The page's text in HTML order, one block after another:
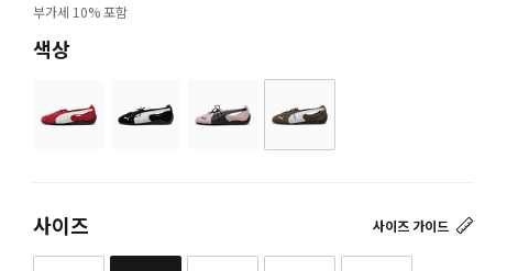
부가세 10% 포함
색상
사이즈 가이드
사이즈